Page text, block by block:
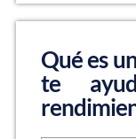
Qué es
te